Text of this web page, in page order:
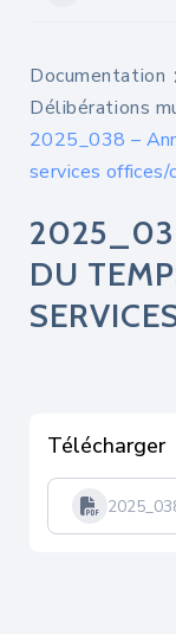
Documentation
Délibérations
2025_038 –
services offices/
DU
Télécharger